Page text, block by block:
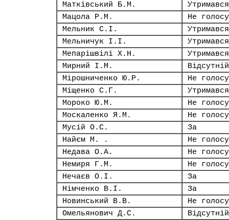
Матківський Б.М.
Утримався
Мацола Р.М.
Не
Мельник С.І.
Утримався
Мельничук І.І.
Утримався
Мепарішвілі Х.Н.
Утримався
Мирний І.М.
Відсутній
Мірошниченко Ю.Р.
Не
Міщенко С.Г.
Утримався
Мороко Ю.М.
Не
Москаленко Я.М.
Не
Мусій О.С.
За
Найєм М. .
Не
Недава О.А.
Не
Немиря Г.М.
Не
Нечаєв О.І.
За
Німченко В.І.
За
Новинський В.В.
Не
Омельянович Д.С.
Відсутній